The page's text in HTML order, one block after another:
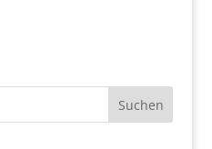
Suchen